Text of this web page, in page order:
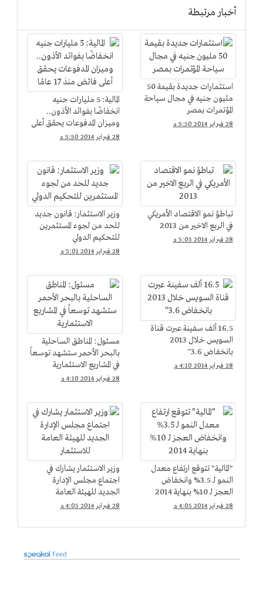
أخبار مرتبطة
استثمارات جديدة بقيمة 50
مليون جنيه في مجال سياحة
المؤتمرات بمصر
28 فبراير 2014 5:50 م
المالية: 5 مليارات جنيه
انخفاضًا بفوائد الأذون..
وميزان المدفوعات يحقق أعلى
فائض منذ 17 عامًا
28 فبراير 2014 5:50 م
تباطؤ نمو الاقتصاد الأمريكي
في الربع الاخير من 2013
28 فبراير 2014 5:05 م
وزير الاستثمار: قانون جديد
للحد من لجوء المستثمرين
للتحكيم الدولي
28 فبراير 2014 5:01 م
16.5 ألف سفينة عبرت قناة
السويس خلال 2013
بانخفاض 3.6''
28 فبراير 2014 4:10 م
مسئول: المناطق الساحلية
بالبحر الأحمر ستشهد توسعاً
في المشاريع الاستثمارية
28 فبراير 2014 4:10 م
"المالية" تتوقع ارتفاع معدل
النمو لـ 3.5% وانخفاض
العجز لـ 10% بنهاية 2014
28 فبراير 2014 4:05 م
وزير الاستثمار يشارك في
اجتماع مجلس الإدارة
الجديد للهيئة العامة
للاستثمار
28 فبراير 2014 4:05 م